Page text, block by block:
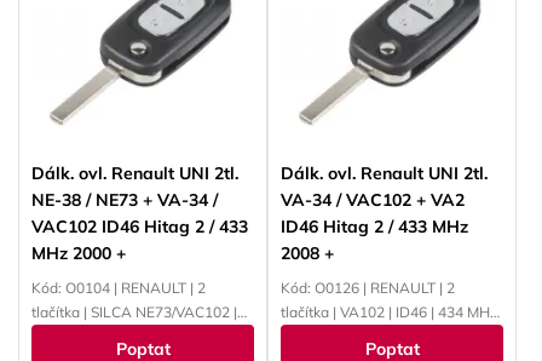
Dálk. ovl. Renault UNI 2tl.
NE-38 / NE73 + VA-34 /
VAC102 ID46 Hitag 2 / 433
MHz 2000 +
Kód: O0104 | RENAULT | 2
tlačítka | SILCA NE73/VAC102 |
Poptat
Dálk. ovl. Renault UNI 2tl.
VA-34 / VAC102 + VA2
ID46 Hitag 2 / 433 MHz
2008 +
Kód: O0126 | RENAULT | 2
tlačítka | VA102 | ID46 | 434 MHZ
Poptat